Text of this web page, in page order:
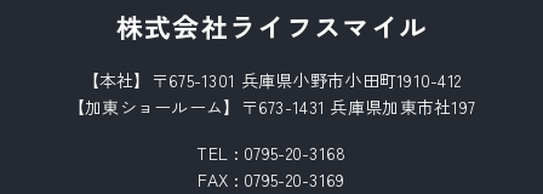
株式会社ライフスマイル
【本社】〒675-1301 兵庫県小野市小田町1910-412
【加東ショールーム】〒673-1431 兵庫県加東市社197
TEL : 0795-20-3168
FAX : 0795-20-3169